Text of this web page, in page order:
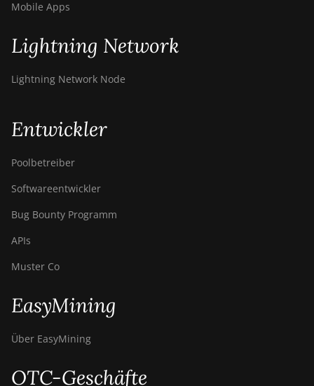
Mobile Apps
Lightning Network
Lightning Network Node
Entwickler
Poolbetreiber
Softwareentwickler
Bug Bounty Programm
APIs
Muster Co
EasyMining
Über EasyMining
OTC-Geschäfte